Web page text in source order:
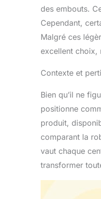
des embouts.
Cependant,
Malgré ces
excellent choix,
Contexte et
Bien qu’il ne
positionne
produit,
comparant la
vaut chaque
transformer